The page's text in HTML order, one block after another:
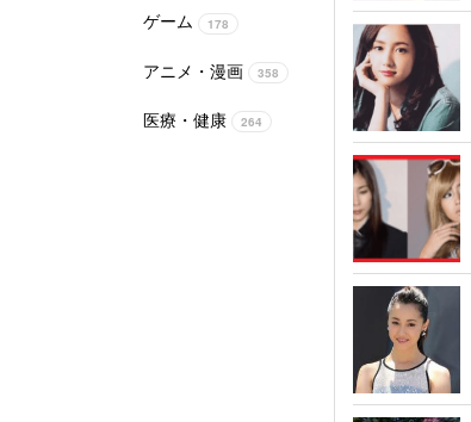
ゲーム 178
アニメ・漫画 358
医療・健康 264